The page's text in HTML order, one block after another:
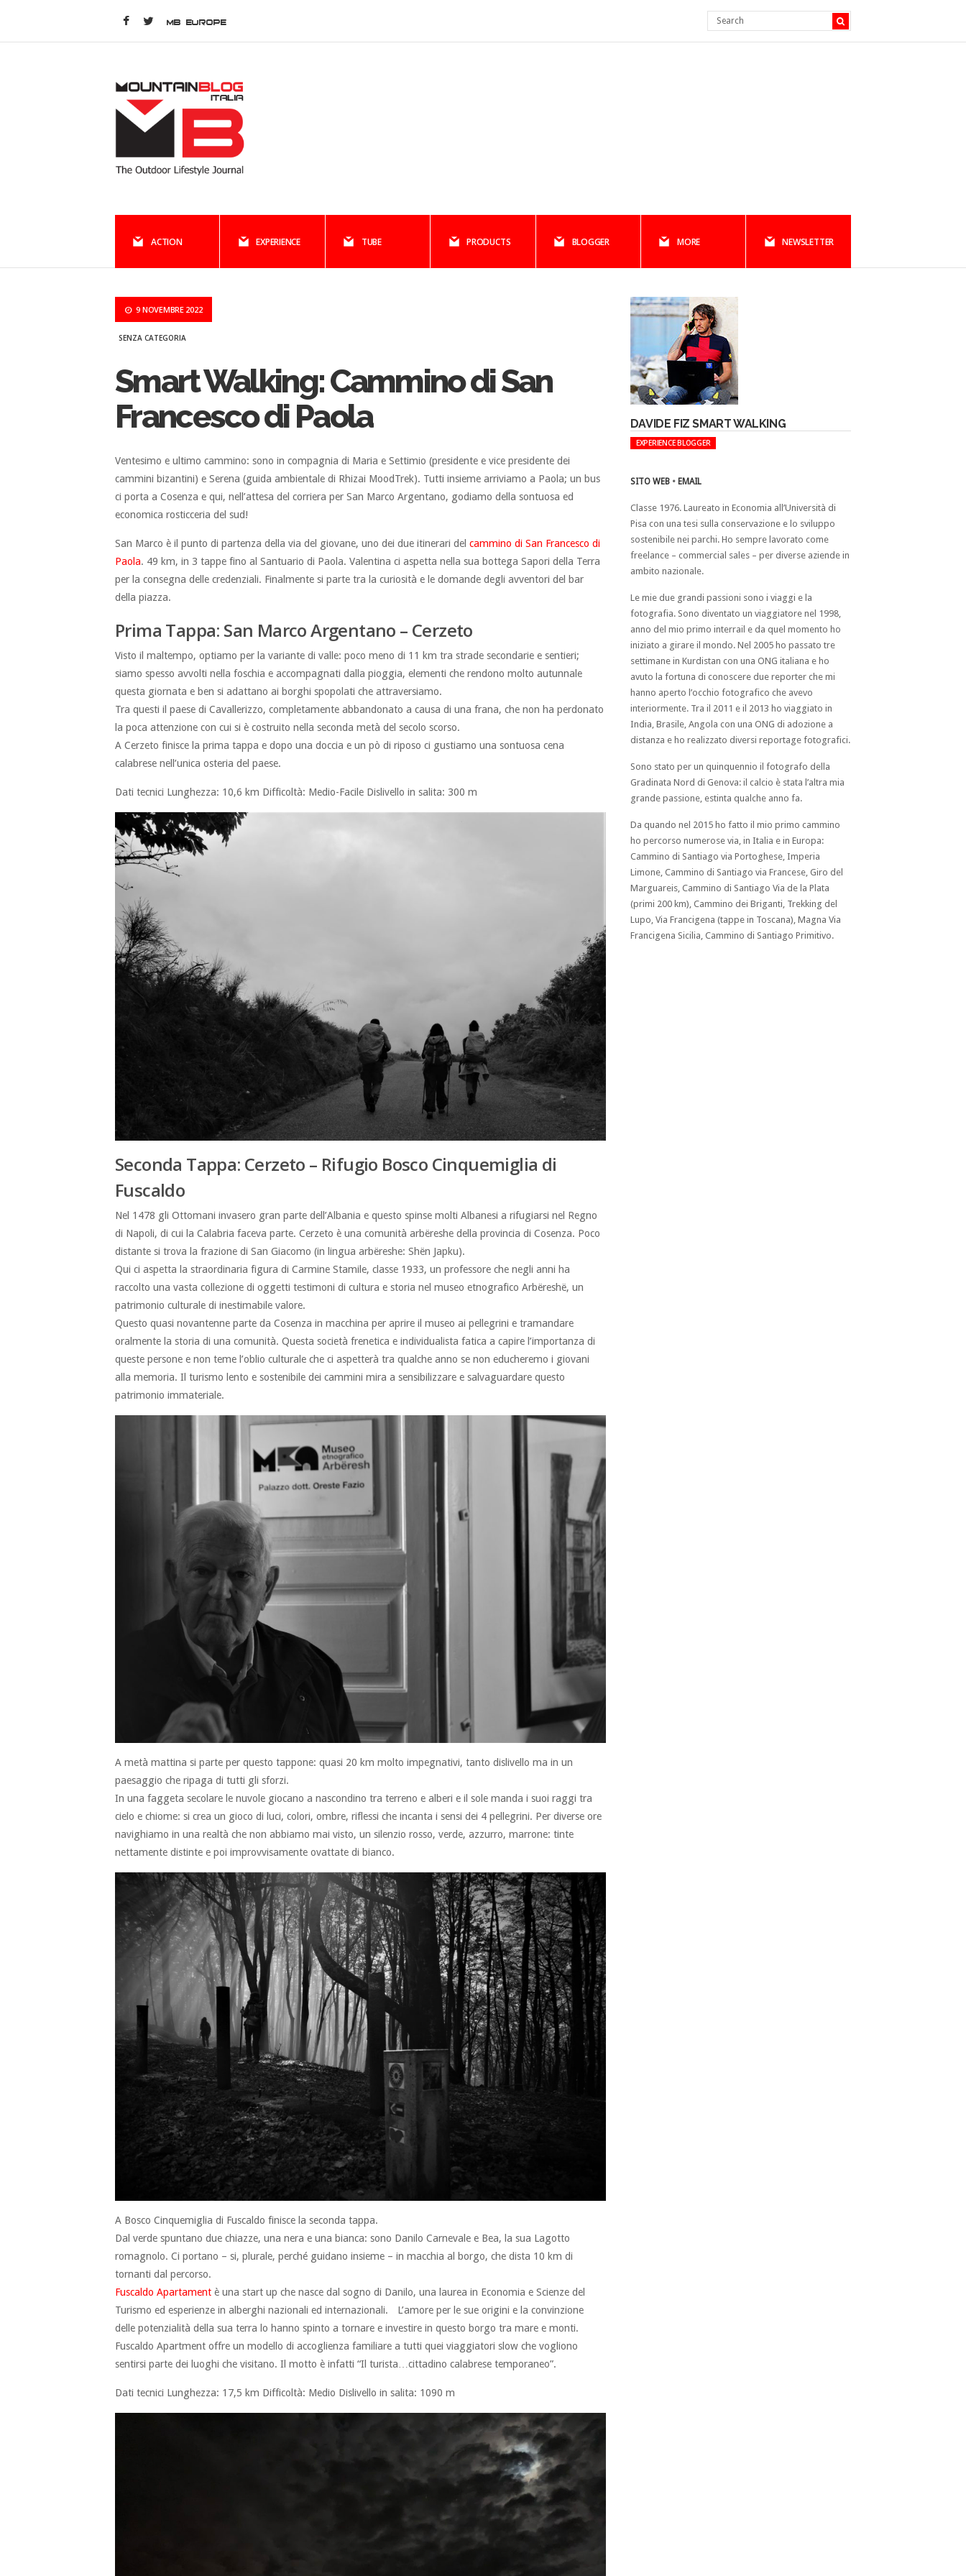
MB EUROPE
ACTION EXPERIENCE TUBE PRODUCTS BLOGGER MORE NEWSLETTER
9 NOVEMBRE 2022
SENZA CATEGORIA
Smart Walking: Cammino di San
Francesco di Paola
Ventesimo e ultimo cammino: sono in compagnia di Maria e Settimio (presidente e vice presidente dei
cammini bizantini) e Serena (guida ambientale di Rhizai MoodTrek). Tutti insieme arriviamo a Paola; un bus
ci porta a Cosenza e qui, nell’attesa del corriera per San Marco Argentano, godiamo della sontuosa ed
economica rosticceria del sud!
San Marco è il punto di partenza della via del giovane, uno dei due itinerari del cammino di San Francesco di
Paola. 49 km, in 3 tappe fino al Santuario di Paola. Valentina ci aspetta nella sua bottega Sapori della Terra
per la consegna delle credenziali. Finalmente si parte tra la curiosità e le domande degli avventori del bar
della piazza.
Prima Tappa: San Marco Argentano – Cerzeto
Visto il maltempo, optiamo per la variante di valle: poco meno di 11 km tra strade secondarie e sentieri;
siamo spesso avvolti nella foschia e accompagnati dalla pioggia, elementi che rendono molto autunnale
questa giornata e ben si adattano ai borghi spopolati che attraversiamo.
Tra questi il paese di Cavallerizzo, completamente abbandonato a causa di una frana, che non ha perdonato
la poca attenzione con cui si è costruito nella seconda metà del secolo scorso.
A Cerzeto finisce la prima tappa e dopo una doccia e un pò di riposo ci gustiamo una sontuosa cena
calabrese nell’unica osteria del paese.
Dati tecnici Lunghezza: 10,6 km Difficoltà: Medio-Facile Dislivello in salita: 300 m
Seconda Tappa: Cerzeto – Rifugio Bosco Cinquemiglia di
Fuscaldo
Nel 1478 gli Ottomani invasero gran parte dell’Albania e questo spinse molti Albanesi a rifugiarsi nel Regno
di Napoli, di cui la Calabria faceva parte. Cerzeto è una comunità arbëreshe della provincia di Cosenza. Poco
distante si trova la frazione di San Giacomo (in lingua arbëreshe: Shën Japku).
Qui ci aspetta la straordinaria figura di Carmine Stamile, classe 1933, un professore che negli anni ha
raccolto una vasta collezione di oggetti testimoni di cultura e storia nel museo etnografico Arbëreshë, un
patrimonio culturale di inestimabile valore.
Questo quasi novantenne parte da Cosenza in macchina per aprire il museo ai pellegrini e tramandare
oralmente la storia di una comunità. Questa società frenetica e individualista fatica a capire l’importanza di
queste persone e non teme l’oblio culturale che ci aspetterà tra qualche anno se non educheremo i giovani
alla memoria. Il turismo lento e sostenibile dei cammini mira a sensibilizzare e salvaguardare questo
patrimonio immateriale.
A metà mattina si parte per questo tappone: quasi 20 km molto impegnativi, tanto dislivello ma in un
paesaggio che ripaga di tutti gli sforzi.
In una faggeta secolare le nuvole giocano a nascondino tra terreno e alberi e il sole manda i suoi raggi tra
cielo e chiome: si crea un gioco di luci, colori, ombre, riflessi che incanta i sensi dei 4 pellegrini. Per diverse ore
navighiamo in una realtà che non abbiamo mai visto, un silenzio rosso, verde, azzurro, marrone: tinte
nettamente distinte e poi improvvisamente ovattate di bianco.
A Bosco Cinquemiglia di Fuscaldo finisce la seconda tappa.
Dal verde spuntano due chiazze, una nera e una bianca: sono Danilo Carnevale e Bea, la sua Lagotto
romagnolo. Ci portano – si, plurale, perché guidano insieme – in macchia al borgo, che dista 10 km di
tornanti dal percorso.
Fuscaldo Apartament è una start up che nasce dal sogno di Danilo, una laurea in Economia e Scienze del
Turismo ed esperienze in alberghi nazionali ed internazionali. L’amore per le sue origini e la convinzione
delle potenzialità della sua terra lo hanno spinto a tornare e investire in questo borgo tra mare e monti.
Fuscaldo Apartment offre un modello di accoglienza familiare a tutti quei viaggiatori slow che vogliono
sentirsi parte dei luoghi che visitano. Il motto è infatti “Il turista…cittadino calabrese temporaneo”.
Dati tecnici Lunghezza: 17,5 km Difficoltà: Medio Dislivello in salita: 1090 m
DAVIDE FIZ SMART WALKING
EXPERIENCE BLOGGER
SITO WEB• EMAIL
Classe 1976. Laureato in Economia all’Università di
Pisa con una tesi sulla conservazione e lo sviluppo
sostenibile nei parchi. Ho sempre lavorato come
freelance – commercial sales – per diverse aziende in
ambito nazionale.
Le mie due grandi passioni sono i viaggi e la
fotografia. Sono diventato un viaggiatore nel 1998,
anno del mio primo interrail e da quel momento ho
iniziato a girare il mondo. Nel 2005 ho passato tre
settimane in Kurdistan con una ONG italiana e ho
avuto la fortuna di conoscere due reporter che mi
hanno aperto l’occhio fotografico che avevo
interiormente. Tra il 2011 e il 2013 ho viaggiato in
India, Brasile, Angola con una ONG di adozione a
distanza e ho realizzato diversi reportage fotografici.
Sono stato per un quinquennio il fotografo della
Gradinata Nord di Genova: il calcio è stata l’altra mia
grande passione, estinta qualche anno fa.
Da quando nel 2015 ho fatto il mio primo cammino
ho percorso numerose via, in Italia e in Europa:
Cammino di Santiago via Portoghese, Imperia
Limone, Cammino di Santiago via Francese, Giro del
Marguareis, Cammino di Santiago Via de la Plata
(primi 200 km), Cammino dei Briganti, Trekking del
Lupo, Via Francigena (tappe in Toscana), Magna Via
Francigena Sicilia, Cammino di Santiago Primitivo.